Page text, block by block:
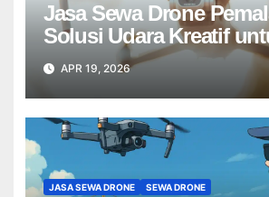
Jasa Sewa Drone
Solusi Udara Kreatif
Anda Tanpa Batas】
APR 19, 2026
JASA SEWA DRONE SEWA DRONE